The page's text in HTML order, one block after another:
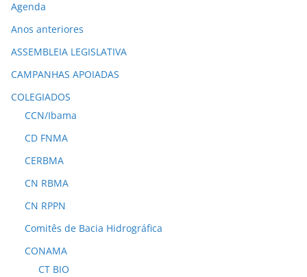
Agenda
Anos anteriores
ASSEMBLEIA LEGISLATIVA
CAMPANHAS APOIADAS
COLEGIADOS
CCN/Ibama
CD FNMA
CERBMA
CN RBMA
CN RPPN
Comitês de Bacia Hidrográfica
CONAMA
CT BIO